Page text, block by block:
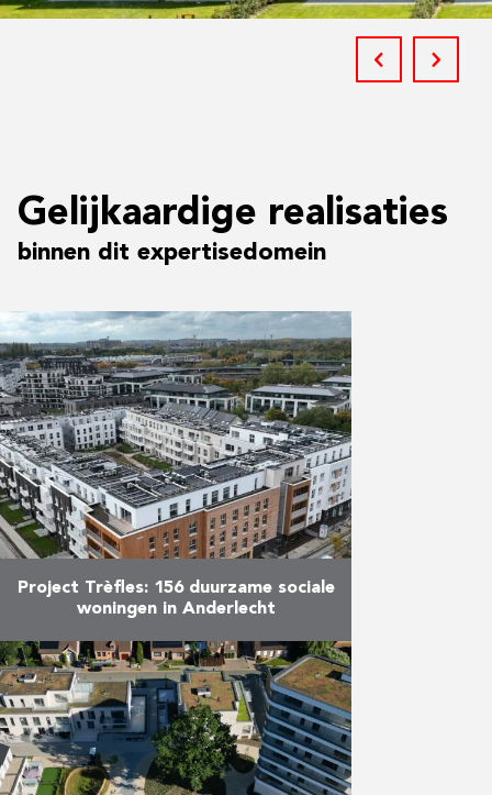
Gelijkaardige realisaties
binnen dit expertisedomein
Project Trèfles: 156 duurzame sociale
woningen in Anderlecht
Na twee jaar werken heeft Valens,
in samenwerking met Louis De
Waele, het project Trèfles voor
het Brussels Woningfonds
afgerond. Deze grootschalige
werf maakte de …